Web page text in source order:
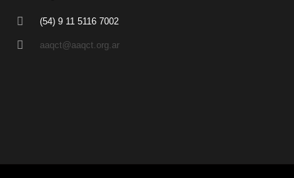
(54) 9 11 5116 7002
aaqct@aaqct.org.ar